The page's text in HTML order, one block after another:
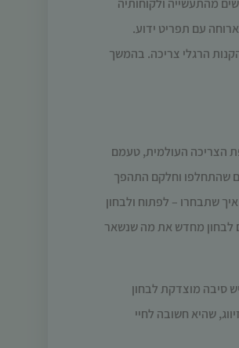
מהתעשייה ולקוחותיה
עם תפריט ידוע.
הרגלי צריכה. בהמשך
הצריכה העולמית, טעמם
שהתחלפו וחלקם התהפך
שתבחרו – לפתוח ולבחון
לבחון מחדש את מה שנשאר
סיבה מוצדקת לבחון
שהיא חשובה לחיי